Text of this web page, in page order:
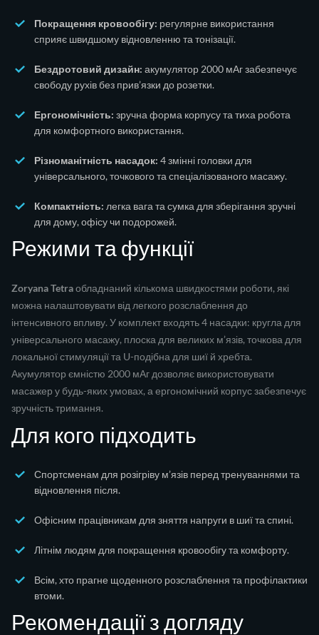
Покращення кровообігу: регулярне використання
сприяє швидшому відновленню та тонізації.
Бездротовий дизайн: акумулятор 2000 мАг забезпечує
свободу рухів без прив’язки до розетки.
Ергономічність: зручна форма корпусу та тиха робота
для комфортного використання.
Різноманітність насадок: 4 змінні головки для
універсального, точкового та спеціалізованого масажу.
Компактність: легка вага та сумка для зберігання зручні
для дому, офісу чи подорожей.
Режими та функції
Zoryana Tetraобладнаний кількома швидкостями роботи, які
можна налаштовувати від легкого розслаблення до
інтенсивного впливу. У комплект входять 4 насадки: кругла для
універсального масажу, плоска для великих м’язів, точкова для
локальної стимуляції та U-подібна для шиї й хребта.
Акумулятор ємністю 2000 мАг дозволяє використовувати
масажер у будь-яких умовах, а ергономічний корпус забезпечує
зручність тримання.
Для кого підходить
Спортсменам для розігріву м’язів перед тренуваннями та
відновлення після.
Офісним працівникам для зняття напруги в шиї та спині.
Літнім людям для покращення кровообігу та комфорту.
Всім, хто прагне щоденного розслаблення та профілактики
втоми.
Рекомендації з догляду